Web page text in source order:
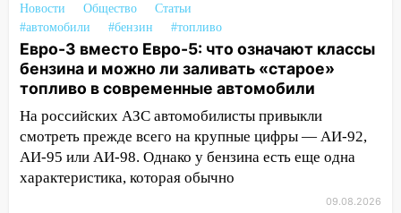
08:30 Поджог со свечой, 16 сгоревших
домов и выстрел за водку
07:50 Какая погоды будет днем 8
августа
06:45 Императорский мост в
Ульяновске останется закрытым до
утра 10 августа
Судьба готовит сюрприз: гороскоп
Новости Общество
Статьи
#автомобили
#бензин #топливо
Евро-3 вместо Евро-5: что означают классы
бензина и можно ли заливать «старое»
топливо в современные автомобили
На российских АЗС автомобилисты привыкли
смотреть прежде всего на крупные цифры — АИ-92,
АИ-95 или АИ-98. Однако у бензина есть еще одна
характеристика, которая обычно
09.08.2026